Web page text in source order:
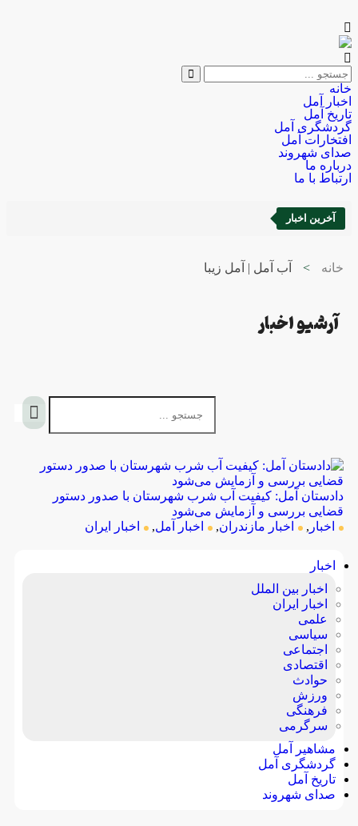
خانه
اخبار آمل
تاریخ آمل
گردشگری آمل
افتخارات آمل
صدای شهروند
درباره ما
ارتباط با ما
آخرین اخبار
خانه > آب آمل | آمل زیبا
آرشیو اخبار
دادستان آمل: کیفیت آب شرب شهرستان با صدور دستور
قضایی بررسی و آزمایش می‌شود
اخبار , اخبار مازندران, اخبار آمل, اخبار ایران
اخبار
اخبار بین الملل
اخبار ایران
علمی
سیاسی
اجتماعی
اقتصادی
حوادث
ورزش
فرهنگی
سرگرمی
مشاهیر آمل
گردشگری آمل
تاریخ آمل
صدای شهروند